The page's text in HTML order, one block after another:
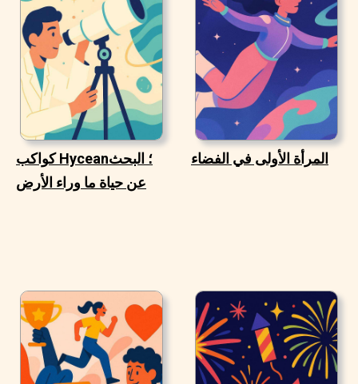
كواكب Hycean؛ البحث
عن حياة ما وراء الأرض
المرأة الأولى في الفضاء